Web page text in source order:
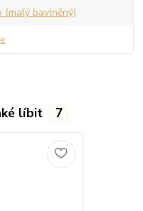
(malý bavlněný)
líbit 7